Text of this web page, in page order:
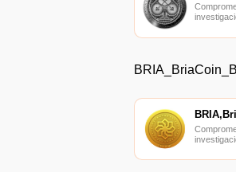
finanzas,
finanzas,